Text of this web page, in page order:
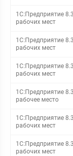
1С:Предприятие
рабочих мест
1С:Предприятие
рабочих мест
1С:Предприятие
рабочих мест
1С:Предприятие
рабочее место
1С:Предприятие
рабочих мест
1С:Предприятие
рабочих мест